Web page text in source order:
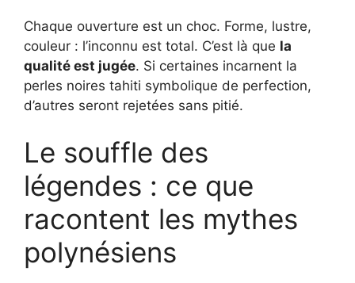
Chaque ouverture est un choc. Forme, lustre,
couleur : l’inconnu est total. C’est là que la
qualité est jugée. Si certaines incarnent la
perles noires tahiti symbolique de perfection,
d’autres seront rejetées sans pitié.
Le souffle des
légendes : ce que
racontent les mythes
polynésiens